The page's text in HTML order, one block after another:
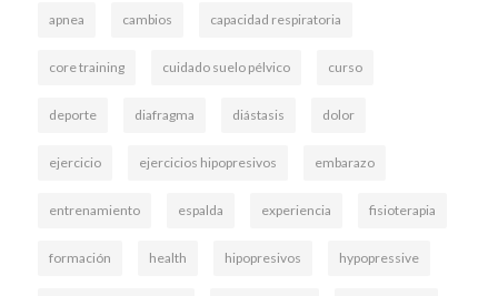
apnea cambios capacidad respiratoria
core training cuidado suelo pélvico curso
deporte diafragma diástasis dolor
ejercicio ejercicios hipopresivos embarazo
entrenamiento espalda experiencia fisioterapia
formación health hipopresivos hypopressive